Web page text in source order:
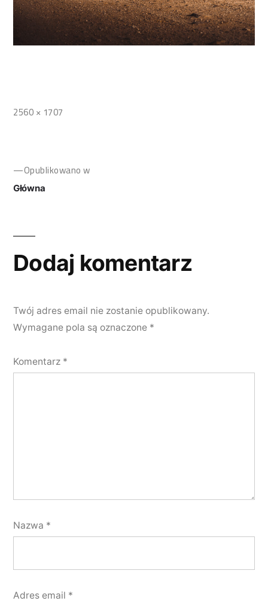
2560 × 1707
Opublikowano w
Główna
Dodaj komentarz
Twój adres email nie zostanie opublikowany.
Wymagane pola są oznaczone *
Komentarz *
Nazwa *
Adres email *